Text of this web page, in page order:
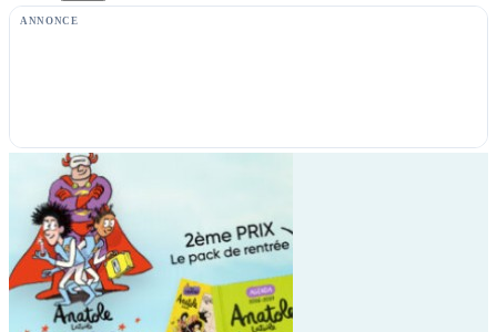
ANNONCE